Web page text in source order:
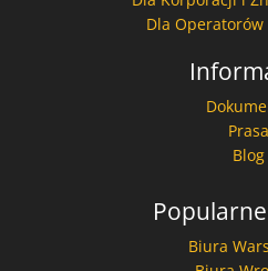
Dla
Biura
Prasa
Blog